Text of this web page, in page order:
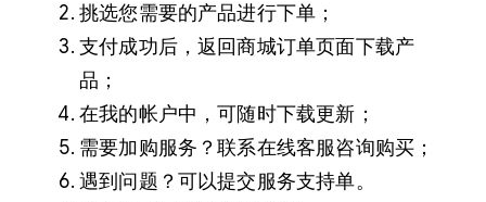
挑选您需要的产品进行下单；
支付成功后，返回商城订单页面下载产
品；
在我的帐户中，可随时下载更新；
需要加购服务？联系在线客服咨询购买；
遇到问题？可以提交服务支持单。